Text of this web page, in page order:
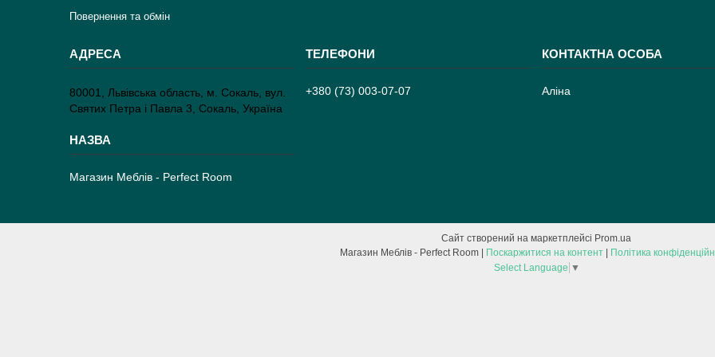
Повернення та обмін
80001, Львівська область, м. Сокаль, вул.
Святих Петра і Павла 3, Сокаль, Україна
Магазин Меблів - Perfect Room
+380 (73) 003-07-07 Аліна
Сайт створений на маркетплейсі Prom.ua
Поскаржитися на контент
Політика
Select Language ▼